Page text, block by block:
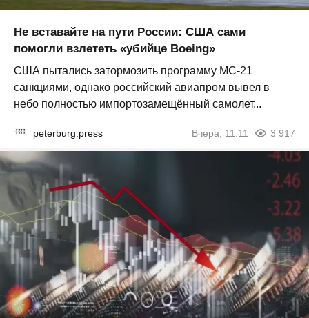
Не вставайте на пути России: США сами
помогли взлететь «убийце Boeing»
США пытались затормозить программу МС-21
санкциями, однако российский авиапром вывел в
небо полностью импортозамещённый самолет...
peterburg.press Вчера, 11:11 3 917